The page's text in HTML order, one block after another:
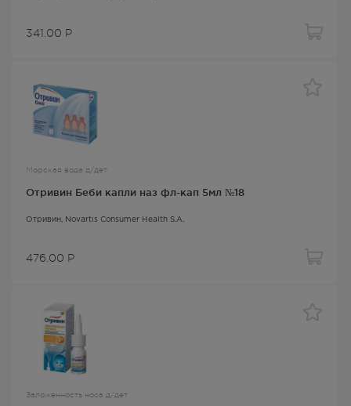
341.00 Р
Морская вода д/дет
Отривин Беби капли наз фл-кап 5мл №18
Отривин , Novartis Consumer Health S.A.
476.00 Р
Заложенность носа д/дет